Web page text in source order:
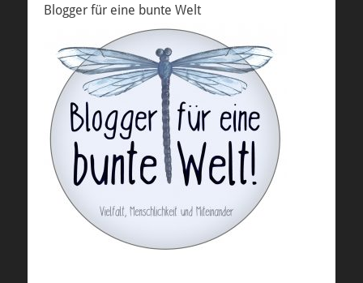
Blogger für eine bunte Welt